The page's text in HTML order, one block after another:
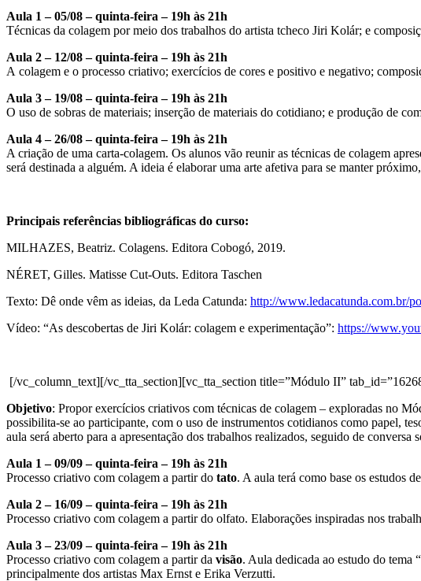
Aula 1 – 05/08 – quinta-feira – 19h às 21h
Técnicas da colagem por meio dos trabalhos do artista tcheco Jiri Kolár; e
Aula 2 – 12/08 – quinta-feira – 19h às 21h
A colagem e o processo criativo; exercícios de cores e positivo e negativo;
Aula 3 – 19/08 – quinta-feira – 19h às 21h
O uso de sobras de materiais; inserção de materiais do cotidiano; e produção de
Aula 4 – 26/08 – quinta-feira – 19h às 21h
A criação de uma carta-colagem. Os alunos vão reunir as técnicas de colagem
será destinada a alguém. A ideia é elaborar uma arte afetiva para se manter
Principais referências bibliográficas do curso:
MILHAZES, Beatriz. Colagens. Editora Cobogó, 2019.
NÉRET, Gilles. Matisse Cut-Outs. Editora Taschen
Texto: Dê onde vêm as ideias, da Leda Catunda: http://www.ledacatunda.com.br/
Vídeo: “As descobertas de Jiri Kolár: colagem e experimentação”: https://
[/vc_column_text][/vc_tta_section][vc_tta_section title=”Módulo II”
Objetivo: Propor exercícios criativos com técnicas de colagem – exploradas no
possibilita-se ao participante, com o uso de instrumentos cotidianos como papel,
aula será aberto para a apresentação dos trabalhos realizados, seguido de conversa
Aula 1 – 09/09 – quinta-feira – 19h às 21h
Processo criativo com colagem a partir do tato. A aula terá como base os estudos
Aula 2 – 16/09 – quinta-feira – 19h às 21h
Processo criativo com colagem a partir do olfato. Elaborações inspiradas nos
Aula 3 – 23/09 – quinta-feira – 19h às 21h
Processo criativo com colagem a partir da visão. Aula dedicada ao estudo do tema
principalmente dos artistas Max Ernst e Erika Verzutti.